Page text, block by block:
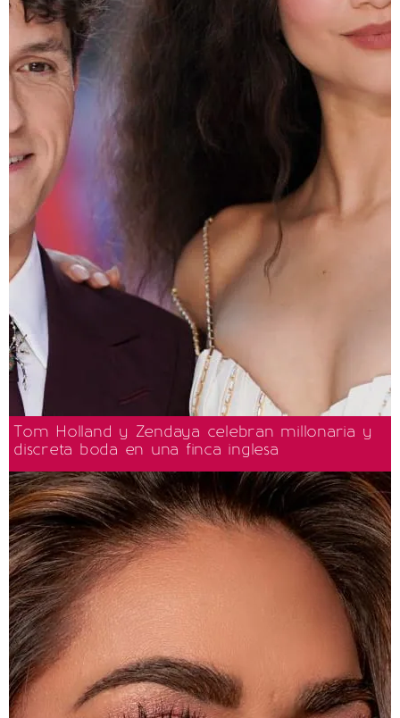
Tom Holland y Zendaya celebran millonaria y
discreta boda en una finca inglesa